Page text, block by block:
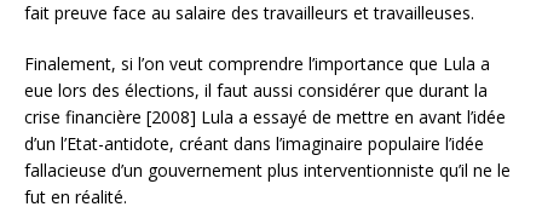
fait preuve face au salaire des travailleurs et travailleuses.
Finalement, si l’on veut comprendre l’importance que Lula a
eue lors des élections, il faut aussi considérer que durant la
crise financière [2008] Lula a essayé de mettre en avant l’idée
d’un l’Etat-antidote, créant dans l’imaginaire populaire l’idée
fallacieuse d’un gouvernement plus interventionniste qu’il ne le
fut en réalité.